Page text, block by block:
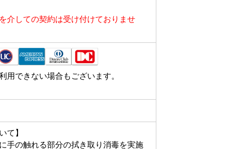
介しての契約は受け付けておりませ
用できない場合もございます。
て】
手の触れる部分の拭き取り消毒を実施